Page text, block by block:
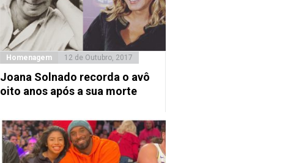
Homenagem 12 de Outubro, 2017
Joana Solnado recorda o avô
oito anos após a sua morte